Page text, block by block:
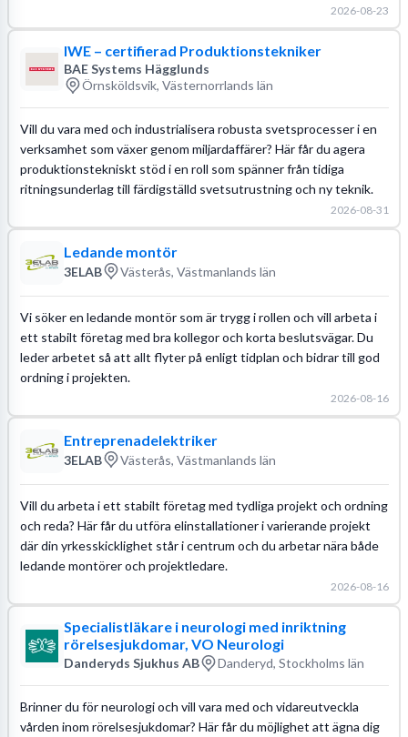
2026-08-23
IWE – certifierad Produktionstekniker
BAE Systems Hägglunds
Örnsköldsvik, Västernorrlands län
Vill du vara med och industrialisera robusta svetsprocesser i en
verksamhet som växer genom miljardaffärer? Här får du agera
produktionstekniskt stöd i en roll som spänner från tidiga
ritningsunderlag till färdigställd svetsutrustning och ny teknik.
2026-08-31
Ledande montör
3ELAB Västerås, Västmanlands län
Vi söker en ledande montör som är trygg i rollen och vill arbeta i
ett stabilt företag med bra kollegor och korta beslutsvägar. Du
leder arbetet så att allt flyter på enligt tidplan och bidrar till god
ordning i projekten.
2026-08-16
Entreprenadelektriker
3ELAB Västerås, Västmanlands län
Vill du arbeta i ett stabilt företag med tydliga projekt och ordning
och reda? Här får du utföra elinstallationer i varierande projekt
där din yrkesskicklighet står i centrum och du arbetar nära både
ledande montörer och projektledare.
2026-08-16
Specialistläkare i neurologi med inriktning
rörelsesjukdomar, VO Neurologi
Danderyds Sjukhus AB Danderyd, Stockholms län
Brinner du för neurologi och vill vara med och vidareutveckla
vården inom rörelsesjukdomar? Här får du möjlighet att ägna dig